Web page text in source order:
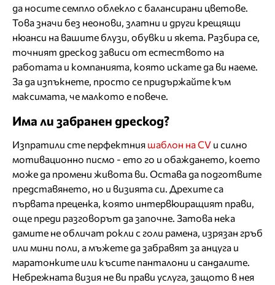
да носите семпло облекло с балансирани цветове.
Това значи без неонови, златни и други крещящи
нюанси на вашите блузи, обувки и якета. Разбира се,
точният дрескод зависи от естеството на
работата и компанията, която искате да ви наеме.
За да изпъкнете, просто се придържайте към
максимата, че малкото е повече.
Има ли забранен дрескод?
Изпратили сте перфектния шаблон на СV и силно
мотивационно писмо - ето го и обаждането, което
може да промени живота ви. Остава да подготвите
представянето, но и визията си. Дрехите са
първата преценка, която интервюиращият прави,
още преди разговорът да започне. Затова нека
дамите не обличат рокли с голи рамена, изрязан гръб
или мини поли, а мъжете да забравят за анцуга и
маратонките или късите панталони и сандалите.
Небрежната визия не ви прави услуга, защото в нея